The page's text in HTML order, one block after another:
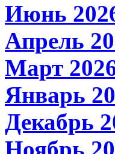
Июнь
Апрель
Март
Январь
Декабрь